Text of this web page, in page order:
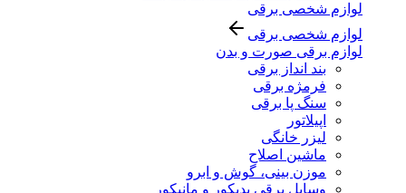
لوازم شخصی برقی
لوازم شخصی برقی
لوازم برقی صورت و بدن
بند انداز برقی
فرمژه برقی
سنگ پا برقی
اپیلاتور
لیزر خانگی
ماشین اصلاح
موزن بینی، گوش و ابرو
وسایل برقی پدیکور و مانیکور